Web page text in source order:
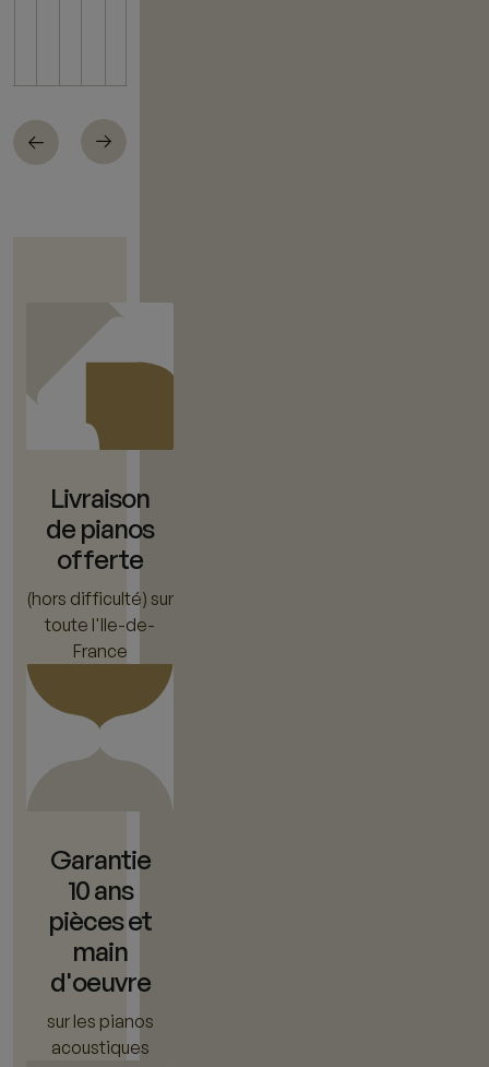
Livraison
de pianos
offerte
(hors difficulté) sur
toute l'Ile-de-
France
Garantie
10 ans
pièces et
main
d'oeuvre
sur les pianos
acoustiques